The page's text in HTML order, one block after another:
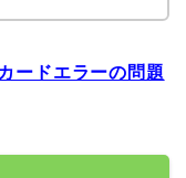
ードエラーの問題